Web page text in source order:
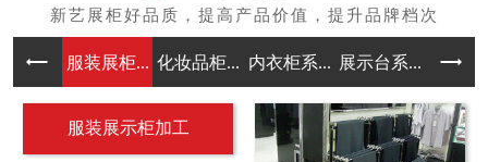
服装展柜... 化妆品柜... 内衣柜系... 展示台系... 中岛